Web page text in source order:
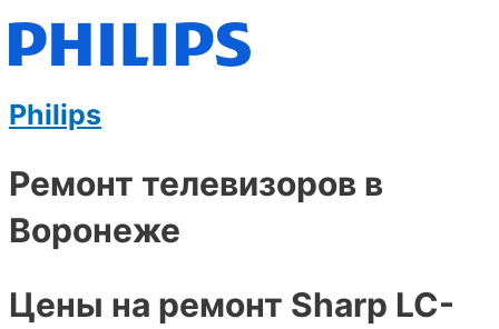
Philips
Ремонт телевизоров в
Воронеже
Цены на ремонт Sharp LC-